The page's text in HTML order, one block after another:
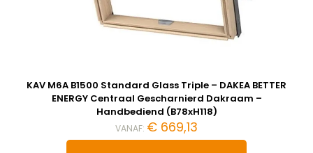
KAV M6A B1500 Standard Glass Triple – DAKEA BETTER
ENERGY Centraal Gescharnierd Dakraam –
Handbediend (B78xH118)
VANAF: € 669,13